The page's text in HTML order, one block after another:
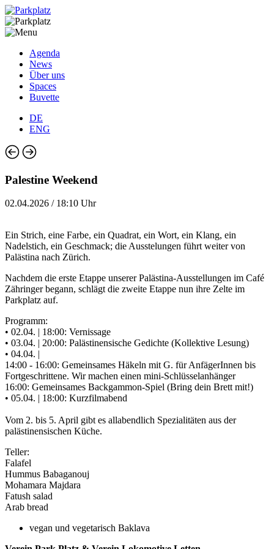
Agenda
News
Über uns
Spaces
Buvette
DE
ENG
Palestine Weekend
02.04.2026 / 18:10 Uhr
Ein Strich, eine Farbe, ein Quadrat, ein Wort, ein Klang, ein
Nadelstich, ein Geschmack; die Ausstelungen führt weiter von
Palästina nach Zürich.
​Nachdem die erste Etappe unserer Palästina-Ausstellungen im Café
Zähringer begann, schlägt die zweite Etappe nun ihre Zelte im
Parkplatz auf.
Programm:
• ​02.04. | 18:00: Vernissage
• ​03.04. | 20:00: Palästinensische Gedichte (Kollektive Lesung)
• ​04.04. |
14:00 - 16:00: Gemeinsames Häkeln mit G. für AnfägerInnen bis
Fortgeschrittene. Wir machen einen mini-Schlüsselanhänger
16:00: Gemeinsames Backgammon-Spiel (Bring dein Brett mit!)
• ​05.04. | 18:00: Kurzfilmabend
Vom 2. bis 5. April gibt es allabendlich Spezialitäten aus der
palästinensischen Küche.
Teller:
Falafel
Hummus Babaganouj
Mohamara Majdara
Fatush salad
Arab bread
vegan und vegetarisch Baklava